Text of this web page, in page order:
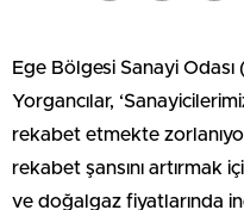
Ege Bölgesi Sanayi Odası
Yorgancılar,
rekabet etmekte
rekabet şansını artırmak
ve doğalgaz fiyatlarında